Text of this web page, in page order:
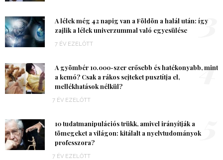
A lélek még 42 napig van a Földön a halál után: így
zajlik a lélek univerzummal való egyesülése
7 ÉV EZELŐTT
3
A gyömbér 10.000-szer erősebb és hatékonyabb, mint
a kemó? Csak a rákos sejteket pusztítja el,
mellékhatások nélkül?
7 ÉV EZELŐTT
4
10 tudatmanipulációs trükk, amivel irányítják a
tömegeket a világon: kitálalt a nyelvtudományok
professzora?
7 ÉV EZELŐTT